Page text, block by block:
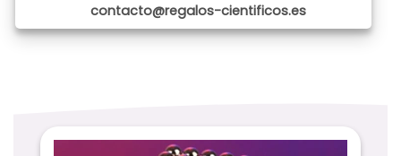
contacto@regalos-cientificos.es